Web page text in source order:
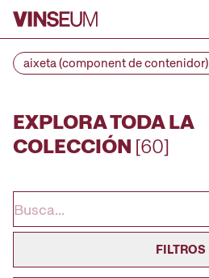
Ir al contenido
aixeta (component de contenidor)
EXPLORA TODA LA
COLECCIÓN [60]
FILTROS